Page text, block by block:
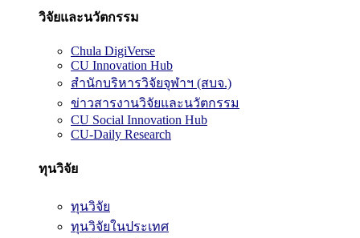
วิจัยและนวัตกรรม
Chula DigiVerse
CU Innovation Hub
สำนักบริหารวิจัยจุฬาฯ (สบจ.)
ข่าวสารงานวิจัยและนวัตกรรม
CU Social Innovation Hub
CU-Daily Research
ทุนวิจัย
ทุนวิจัย
ทุนวิจัยในประเทศ